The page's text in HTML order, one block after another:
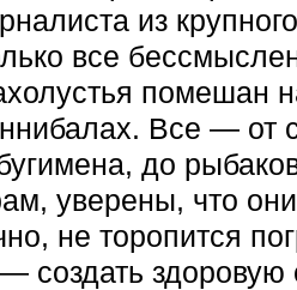
из
все
помешан
Все — от
до
уверены, что
не торопится
создать